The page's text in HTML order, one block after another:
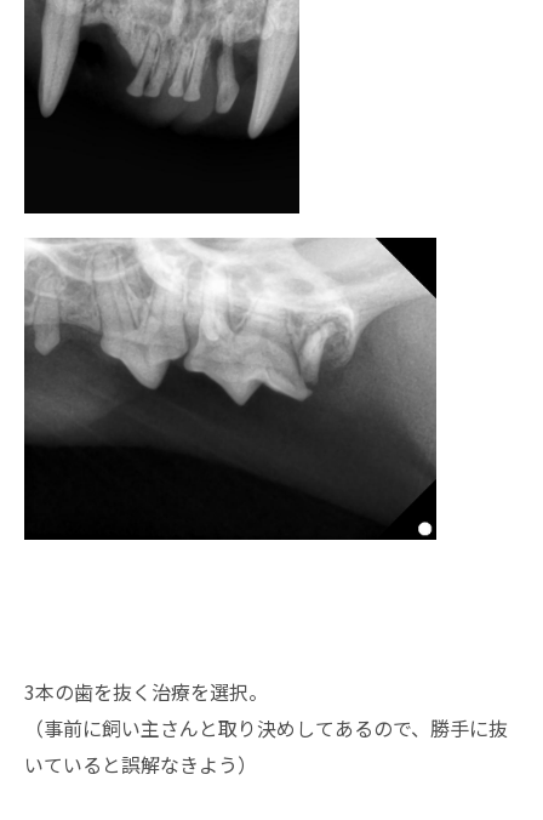
3本の歯を抜く治療を選択。
（事前に飼い主さんと取り決めしてあるので、勝手に抜
いていると誤解なきよう）